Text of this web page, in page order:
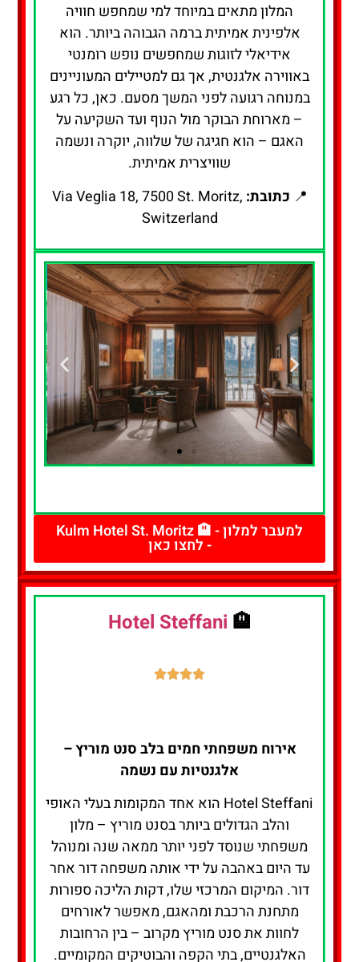
המלון מתאים במיוחד למי שמחפש חוויה
אלפינית אמיתית ברמה הגבוהה ביותר. הוא
אידיאלי לזוגות שמחפשים נופש רומנטי
באווירה אלגנטית, אך גם למטיילים המעוניינים
במנוחה רגועה לפני המשך מסעם. כאן, כל רגע
– מארוחת הבוקר מול הנוף ועד השקיעה על
האגם – הוא חגיגה של שלווה, יוקרה ונשמה
שוויצרית אמיתית.
📍 כתובת: Via Veglia 18, 7500 St. Moritz,
Switzerland
- לחצו כאןלמעבר למלון - 🏨 Kulm Hotel St. Moritz
- לחצו כאן
🏨
Hotel Steffani
אירוח משפחתי חמים בלב סנט מוריץ –
אלגנטיות עם נשמה
Hotel Steffani הוא אחד המקומות בעלי האופי
והלב הגדולים ביותר בסנט מוריץ – מלון
משפחתי שנוסד לפני יותר ממאה שנה ומנוהל
עד היום באהבה על ידי אותה משפחה דור אחר
דור. המיקום המרכזי שלו, דקות הליכה ספורות
מתחנת הרכבת ומהאגם, מאפשר לאורחים
לחוות את סנט מוריץ מקרוב – בין הרחובות
האלגנטיים, בתי הקפה והבוטיקים המקומיים.